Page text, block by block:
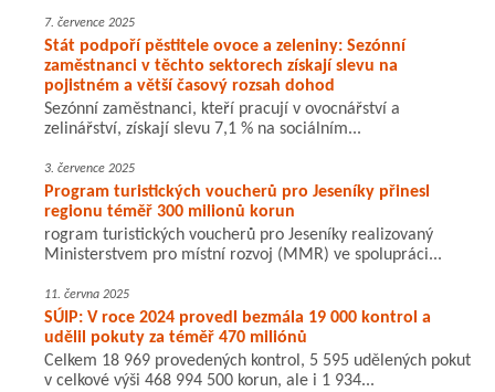
7. července 2025
Stát podpoří pěstitele ovoce a zeleniny: Sezónní
zaměstnanci v těchto sektorech získají slevu na
pojistném a větší časový rozsah dohod
Sezónní zaměstnanci, kteří pracují v ovocnářství a
zelinářství, získají slevu 7,1 % na sociálním...
3. července 2025
Program turistických voucherů pro Jeseníky přinesl
regionu téměř 300 milionů korun
rogram turistických voucherů pro Jeseníky realizovaný
Ministerstvem pro místní rozvoj (MMR) ve spolupráci...
11. června 2025
SÚIP: V roce 2024 provedl bezmála 19 000 kontrol a
udělil pokuty za téměř 470 miliónů
Celkem 18 969 provedených kontrol, 5 595 udělených pokut
v celkové výši 468 994 500 korun, ale i 1 934...